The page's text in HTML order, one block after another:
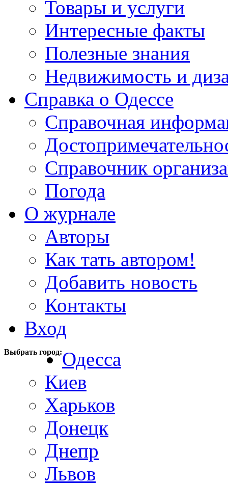
Товары и услуги
Интересные факты
Полезные знания
Недвижимость и
Справка о Одессе
Справочная
Справочник
Погода
О журнале
Авторы
Как тать автором!
Добавить новость
Контакты
Вход
Выбрать город:Одесса
Киев
Харьков
Донецк
Днепр
Львов